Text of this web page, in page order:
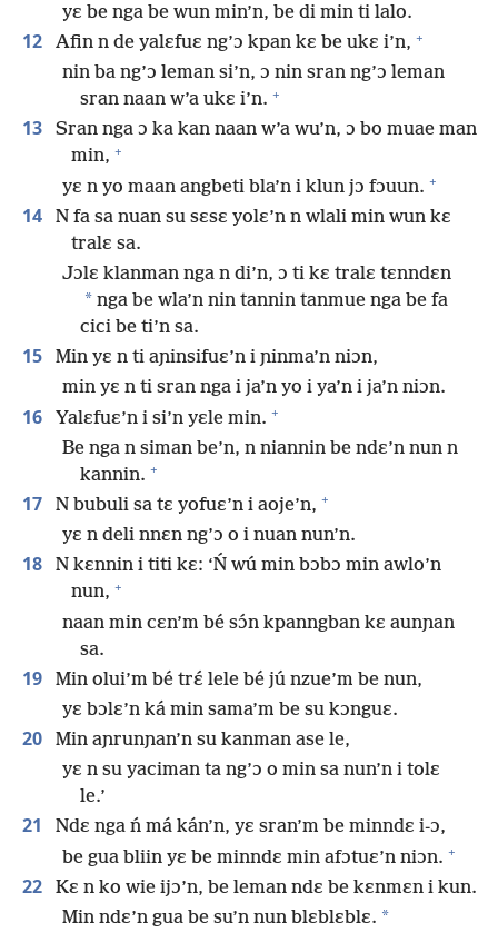
yɛ be nga be wun min’n, be di min ti lalo.
12 Afin n de yalɛfuɛ ng’ɔ kpan kɛ be ukɛ i’n, +
nin ba ng’ɔ leman si’n, ɔ nin sran ng’ɔ leman
sran naan w’a ukɛ i’n. +
13
Sran nga ɔ ka kan naan w’a wu’n, ɔ bo muae man
min, +
yɛ n yo maan angbeti bla’n i klun jɔ fɔuun. +
14
N fa sa nuan su sɛsɛ yolɛ’n n wlali min wun kɛ
tralɛ sa.
Jɔlɛ klanman nga n di’n, ɔ ti kɛ tralɛ tɛnndɛn
* nga be wla’n nin tannin tanmue nga be fa
cici be ti’n sa.
15
Min yɛ n ti aɲinsifuɛ’n i ɲinma’n niɔn,
min yɛ n ti sran nga i ja’n yo i ya’n i ja’n niɔn.
16 Yalɛfuɛ’n i si’n yɛle min. +
Be nga n siman be’n, n niannin be ndɛ’n nun n
kannin. +
17 N bubuli sa tɛ yofuɛ’n i aoje’n, +
yɛ n deli nnɛn ng’ɔ o i nuan nun’n.
18
N kɛnnin i titi kɛ: ‘Ń wú min bɔbɔ min awlo’n
nun, +
naan min cɛn’m bé sɔ́n kpanngban kɛ aunɲan
sa.
19
Min olui’m bé trɛ́ lele bé jú nzue’m be nun,
yɛ bɔlɛ’n ká min sama’m be su kɔnguɛ.
20
Min aɲrunɲan’n su kanman ase le,
yɛ n su yaciman ta ng’ɔ o min sa nun’n i tolɛ
le.’
21
Ndɛ nga ń má kán’n, yɛ sran’m be minndɛ i-ɔ,
be gua bliin yɛ be minndɛ min afɔtuɛ’n niɔn. +
22
Kɛ n ko wie ijɔ’n, be leman ndɛ be kɛnmɛn i kun.
Min ndɛ’n gua be su’n nun blɛblɛblɛ. *